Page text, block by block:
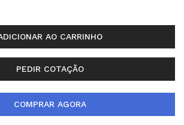
AO CARRINHO
PEDIR COTAÇÃO
COMPRAR AGORA